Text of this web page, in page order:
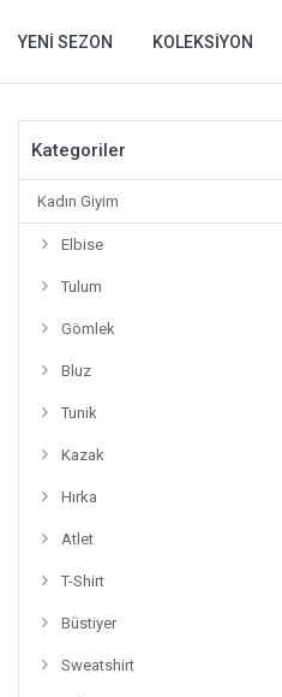
YENI SEZON KOLEKSIYON
Kategoriler
Kadın Giyim
Elbise
Tulum
Gömlek
Bluz
Tunik
Kazak
Hırka
Atlet
T-Shirt
Büstiyer
Sweatshirt